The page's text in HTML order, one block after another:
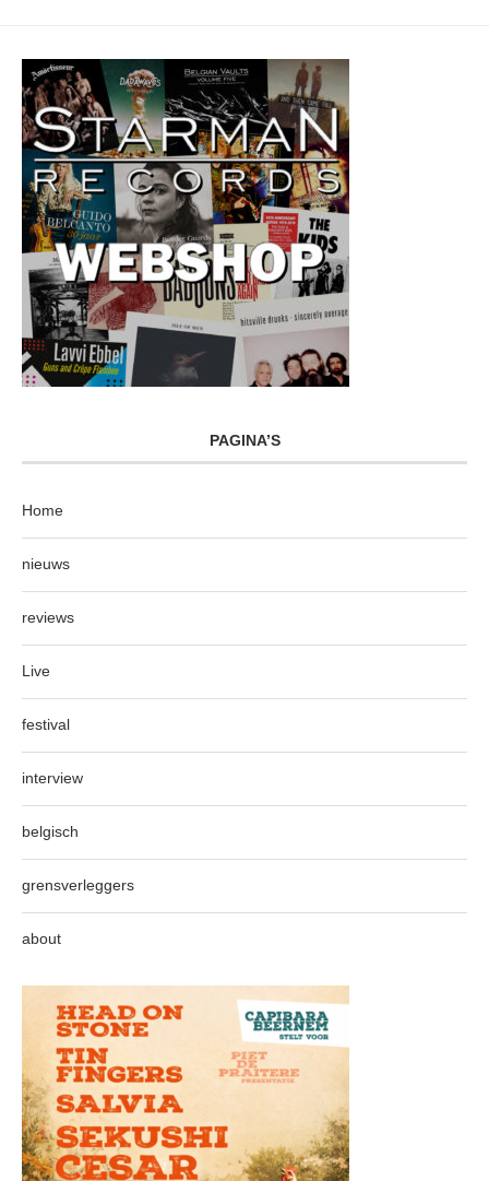
PAGINA’S
Home
nieuws
reviews
Live
festival
interview
belgisch
grensverleggers
about